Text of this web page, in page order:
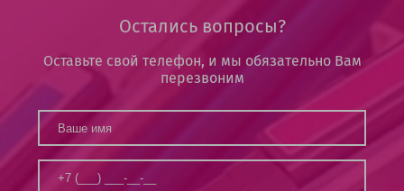
Остались вопросы?
Оставьте свой телефон, и мы обязательно Вам
перезвоним